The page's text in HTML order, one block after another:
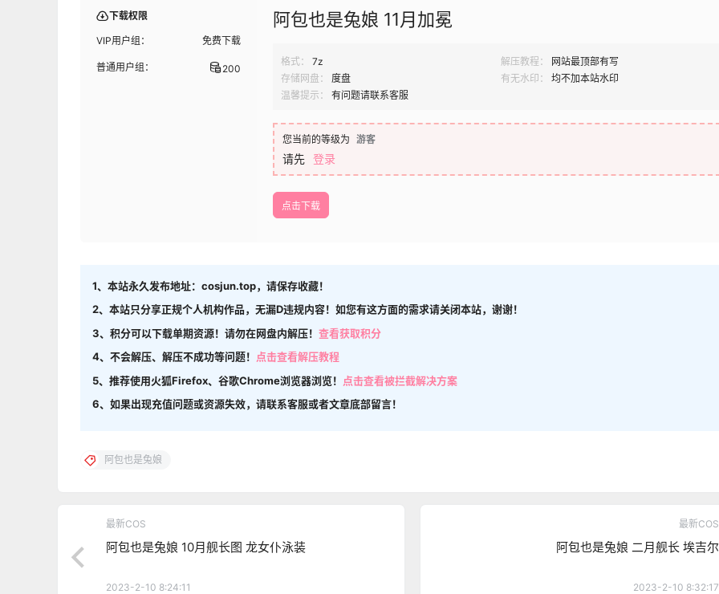
下载权限
VIP用户组： 免费下载
普通用户组： 200
阿包也是兔娘 11月加冕
格式： 7z 解压教程：
网站最顶部有写
存储网盘：
度盘 有无水印：
均不加本站水印
温馨提示：
有问题请联系客服
您当前的等级为 游客
请先 登录
点击下载
1、本站永久发布地址：cosjun.top，请保存收藏！
2、本站只分享正规个人机构作品，无漏D违规内容！如您有这方面的需求请关闭本站，谢谢！
3、积分可以下载单期资源！请勿在网盘内解压！ 查看获取积分
4、不会解压、解压不成功等问题！
点击查看解压教程
5、推荐使用火狐Firefox、谷歌Chrome浏览器浏览！
点击查看被拦截解决方案
6、如果出现充值问题或资源失效，请联系客服或者文章底部留言！
阿包也是兔娘
最新COS
阿包也是兔娘 10月舰长图 龙女仆泳装
2023-2-10 8:24:11
最新COS
阿包也是兔娘 二月舰长 埃吉尔
2023-2-10 8:32:17